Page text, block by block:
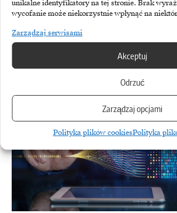
unikalne identyfikatory na tej stronie. Brak
wycofanie może niekorzystnie wpłynąć na
Zarządzaj serwisami
Akceptuj
Odrzuć
Zarządzaj opcjami
Polityka plików cookiesPolityka
ORANGE
Orange i Morrison inwestują 3 mld